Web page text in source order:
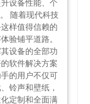
设备性能、个
随着现代科技
样值得信赖的
验铺平道路。
设备的全部功
软件解决方案
的用户不仅可
铃声和壁纸，
定制和全面满